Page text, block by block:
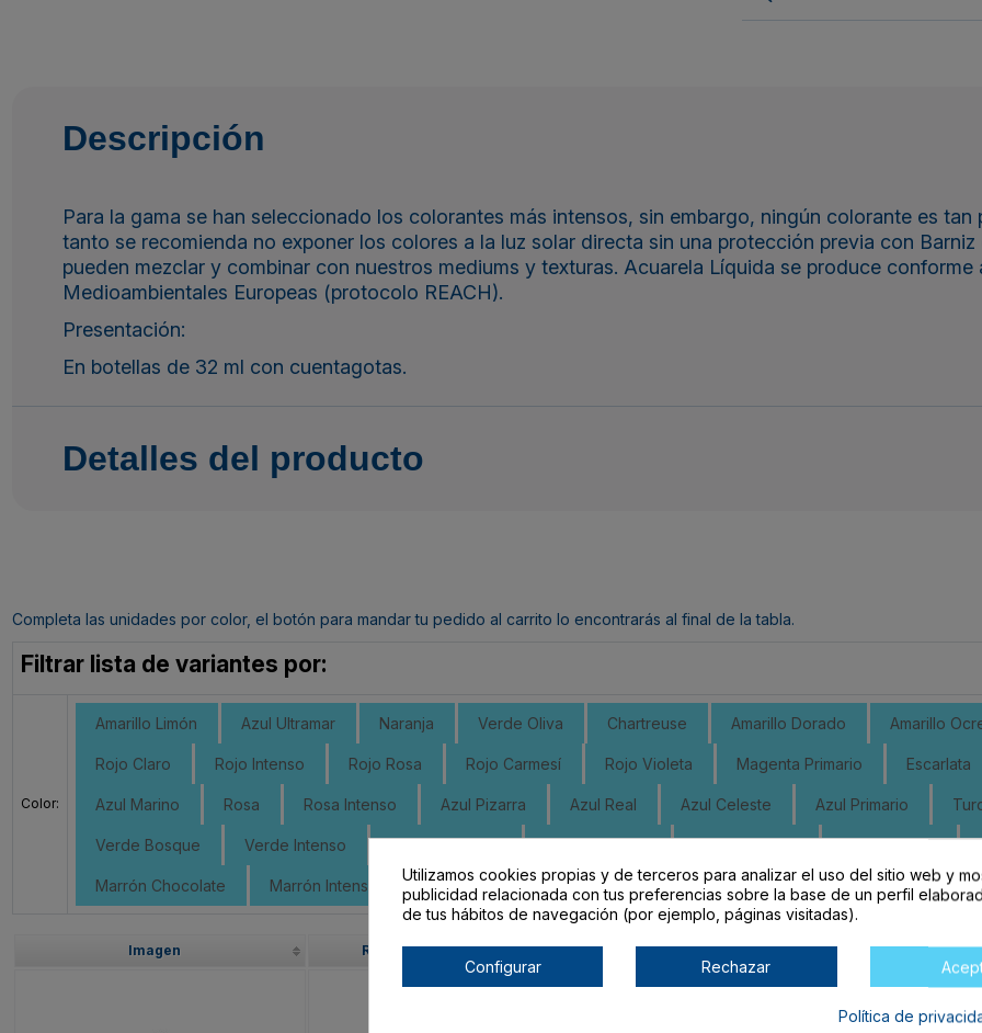
Descripción
Para la gama se han seleccionado los colorantes más intensos, sin embargo, ningún colorante es
tanto se recomienda no exponer los colores a la luz solar directa sin una protección previa con
pueden mezclar y combinar con nuestros mediums y texturas. Acuarela Líquida se produce
Medioambientales Europeas (protocolo REACH).
Presentación:
En botellas de 32 ml con cuentagotas.
Detalles del producto
Completa las unidades por color, el botón para mandar tu pedido al carrito lo encontrarás al final de la tabla.
Filtrar lista de variantes por:
Color:
Amarillo Limón Azul Ultramar Naranja Verde Oliva Chartreuse Amarillo Dorado Amarillo
Rojo Claro Rojo Intenso Rojo Rosa Rojo Carmesí Rojo Violeta Magenta Primario Escarlata
Azul Marino Rosa Rosa Intenso Azul Pizarra Azul Real Azul Celeste Azul Primario
Verde Bosque Verde Intenso Verde Claro Ac Verde Amarillo Verde Dorado Oliva Dorada
Marrón Chocolate Marrón Intenso Sepia Marrón Naranja Negro Gris Claro Gris Medio Ac
Imagen Referencia Color Disponibilidad
Utilizamos cookies propias y de terceros para analizar el uso del sitio web y
publicidad relacionada con tus preferencias sobre la base de un perfil
de tus hábitos de navegación (por ejemplo, páginas visitadas).
Configurar Rechazar
Política de